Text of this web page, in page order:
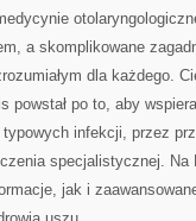
a skomplikowane
dla każdego.
powstał po to, aby
infekcji, przez
specjalistycznej. Na
jak i